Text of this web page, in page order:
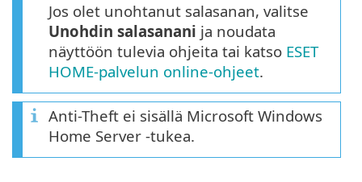
Jos olet unohtanut salasanan, valitse
Unohdin salasanani ja noudata
näyttöön tulevia ohjeita tai katso ESET
HOME-palvelun online-ohjeet.
Anti-Theft ei sisällä Microsoft Windows
Home Server -tukea.